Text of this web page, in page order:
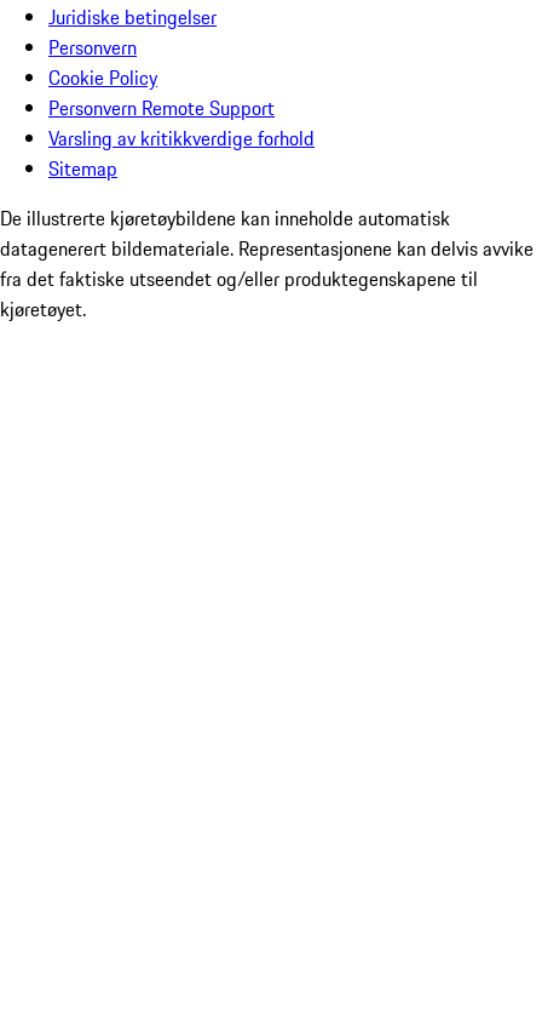
Juridiske betingelser
Personvern
Cookie Policy
Personvern Remote Support
Varsling av kritikkverdige forhold
Sitemap
De illustrerte kjøretøybildene kan inneholde automatisk
datagenerert bildemateriale. Representasjonene kan delvis avvike
fra det faktiske utseendet og/eller produktegenskapene til
kjøretøyet.